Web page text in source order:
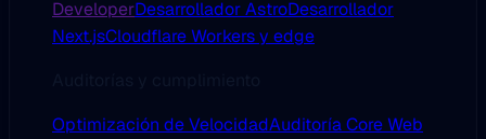
DeveloperDesarrollador AstroDesarrollador
Next.jsCloudflare Workers y edge
Optimización de VelocidadAuditoría Core Web